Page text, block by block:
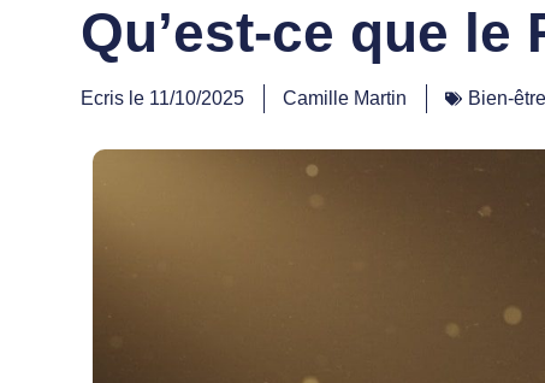
Qu’est-ce que
Ecris le 11/10/2025 Camille Martin Bien-être